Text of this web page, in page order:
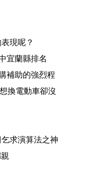
現呢？
宜蘭縣排名
補助的強烈程
換電動車卻沒
求演算法之神